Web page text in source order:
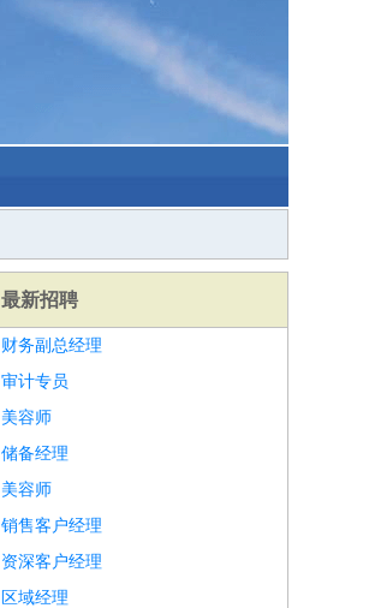
最新招聘
财务副总经理
审计专员
美容师
储备经理
美容师
销售客户经理
资深客户经理
区域经理